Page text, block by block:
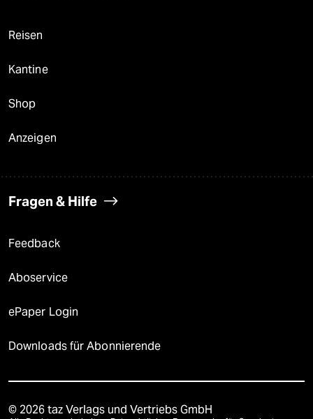
Reisen
Kantine
Shop
Anzeigen
Fragen & Hilfe
Feedback
Aboservice
ePaper Login
Downloads für Abonnierende
© 2026 taz Verlags und Vertriebs GmbH